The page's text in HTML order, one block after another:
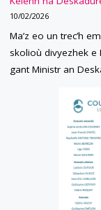
10/02/2026
Ma’z eo un trec’h
skolioù divyezhek e
gant Ministr an